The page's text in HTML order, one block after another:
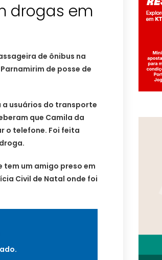
drogas em
de ônibus na
de posse de
a usuários do transporte
que Camila da
o telefone. Foi feita
tem um amigo preso em
Civil de Natal onde foi